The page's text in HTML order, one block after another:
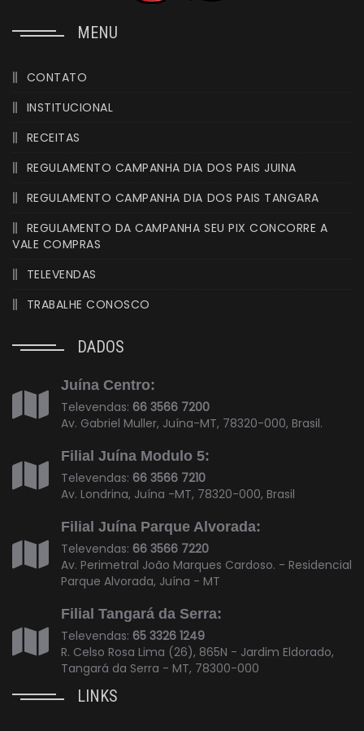
MENU
CONTATO
INSTITUCIONAL
RECEITAS
REGULAMENTO CAMPANHA DIA DOS PAIS JUINA
REGULAMENTO CAMPANHA DIA DOS PAIS TANGARA
REGULAMENTO DA CAMPANHA SEU PIX CONCORRE A
VALE COMPRAS
TELEVENDAS
TRABALHE CONOSCO
DADOS
Juína Centro:
Televendas: 66 3566 7200
Av. Gabriel Muller, Juína-MT, 78320-000, Brasil.
Filial Juína Modulo 5:
Televendas: 66 3566 7210
Av. Londrina, Juína -MT, 78320-000, Brasil
Filial Juína Parque Alvorada:
Televendas: 66 3566 7220
Av. Perimetral João Marques Cardoso. - Residencial
Parque Alvorada, Juína - MT
Filial Tangará da Serra:
Televendas: 65 3326 1249
R. Celso Rosa Lima (26), 865N - Jardim Eldorado,
Tangará da Serra - MT, 78300-000
LINKS